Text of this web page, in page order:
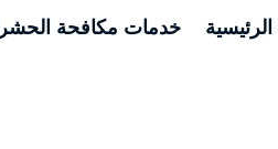
الرئيسية خدمات مكافحة